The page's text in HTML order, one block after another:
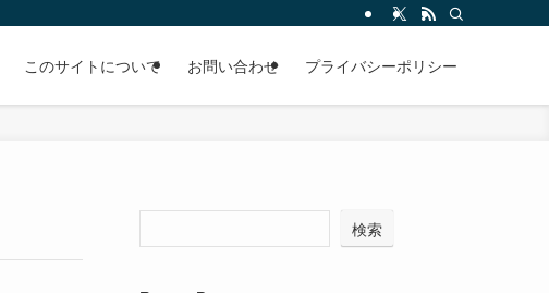
このサイトについて お問い合わせ プライバシーポリシー
検索